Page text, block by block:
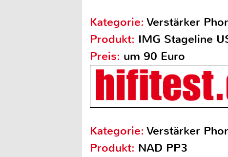
Kategorie:Verstärker
Produkt: IMG Stageline
Preis: um 90 Euro
Kategorie:Verstärker
Produkt: NAD PP3